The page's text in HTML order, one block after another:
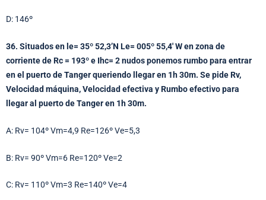
D: 146º
36. Situados en le= 35º 52,3’N Le= 005º 55,4′ W en zona de
corriente de Rc = 193º e Ihc= 2 nudos ponemos rumbo para entrar
en el puerto de Tanger queriendo llegar en 1h 30m. Se pide Rv,
Velocidad máquina, Velocidad efectiva y Rumbo efectivo para
llegar al puerto de Tanger en 1h 30m.
A: Rv= 104º Vm=4,9 Re=126º Ve=5,3
B: Rv= 90º Vm=6 Re=120º Ve=2
C: Rv= 110º Vm=3 Re=140º Ve=4